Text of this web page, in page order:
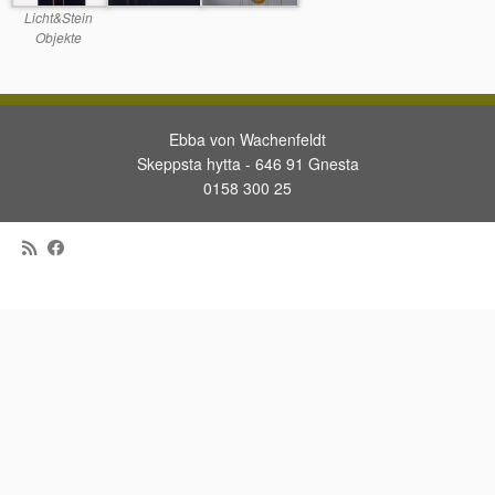
Licht&Stein
Objekte
Ebba von Wachenfeldt
Skeppsta hytta - 646 91 Gnesta
0158 300 25